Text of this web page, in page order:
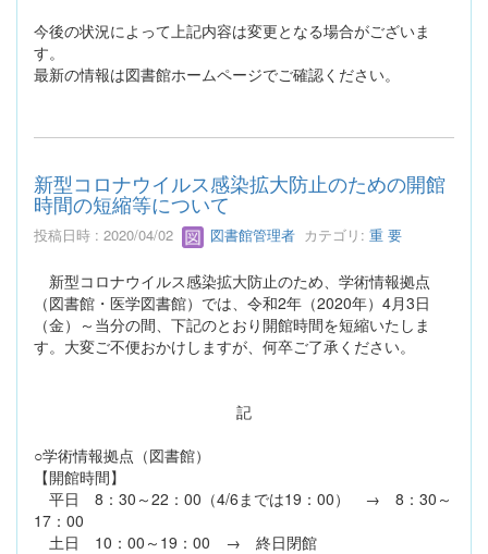
今後の状況によって上記内容は変更となる場合がございま
す。
最新の情報は図書館ホームページでご確認ください。
新型コロナウイルス感染拡大防止のための開館
時間の短縮等について
投稿日時 : 2020/04/02 図書館管理者 カテゴリ: 重 要
新型コロナウイルス感染拡大防止のため、学術情報拠点
（図書館・医学図書館）では、令和2年（2020年）4月3日
（金）～当分の間、下記のとおり開館時間を短縮いたしま
す。大変ご不便おかけしますが、何卒ご了承ください。
記
○学術情報拠点（図書館）
【開館時間】
平日 8：30～22：00（4/6までは19：00） → 8：30～
17：00
土日 10：00～19：00 → 終日閉館